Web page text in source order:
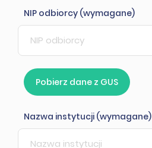
NIP odbiorcy (wymagane)
Pobierz dane z GUS
Nazwa instytucji (wymagane)